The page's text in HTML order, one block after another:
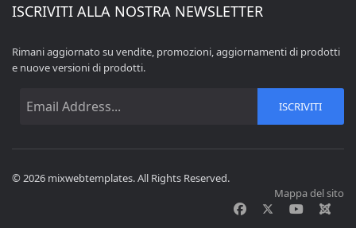
ISCRIVITI ALLA NOSTRA NEWSLETTER
Rimani aggiornato su vendite, promozioni, aggiornamenti di prodotti
e nuove versioni di prodotti.
ISCRIVITI
© 2026 mixwebtemplates. All Rights Reserved.
Mappa del sito